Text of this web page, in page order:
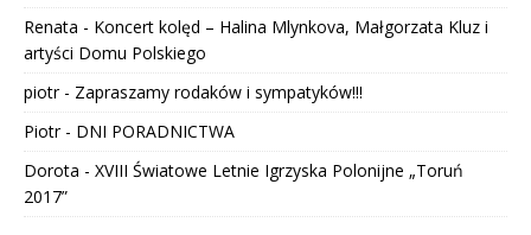
Renata - Koncert kolęd – Halina Mlynkova, Małgorzata Kluz i
artyści Domu Polskiego
piotr- Zapraszamy rodaków i sympatyków!!!
Piotr- DNI PORADNICTWA
Dorota - XVIII Światowe Letnie Igrzyska Polonijne „Toruń
2017”